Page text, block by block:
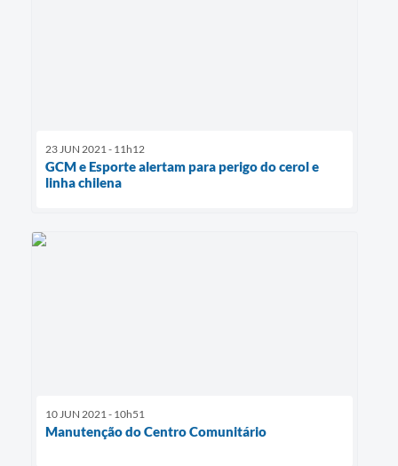
23 JUN 2021 - 11h12
GCM e Esporte alertam para perigo do cerol e
linha chilena
10 JUN 2021 - 10h51
Manutenção do Centro Comunitário